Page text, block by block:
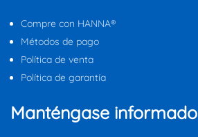
Compre con HANNA®
Métodos de pago
Política de venta
Política de garantía
Manténgase informado